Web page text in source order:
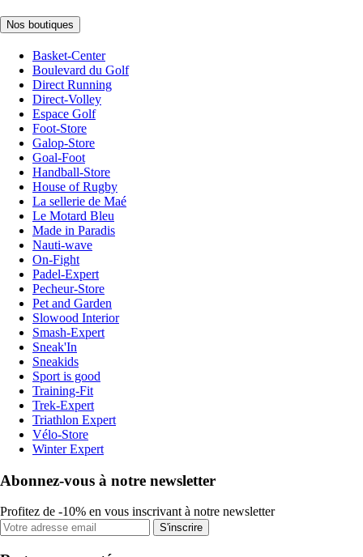
Nos boutiques
Basket-Center
Boulevard du Golf
Direct Running
Direct-Volley
Espace Golf
Foot-Store
Galop-Store
Goal-Foot
Handball-Store
House of Rugby
La sellerie de Maé
Le Motard Bleu
Made in Paradis
Nauti-wave
On-Fight
Padel-Expert
Pecheur-Store
Pet and Garden
Slowood Interior
Smash-Expert
Sneak'In
Sneakids
Sport is good
Training-Fit
Trek-Expert
Triathlon Expert
Vélo-Store
Winter Expert
Abonnez-vous à notre newsletter
Profitez de -10% en vous inscrivant à notre newsletter
S'inscrire